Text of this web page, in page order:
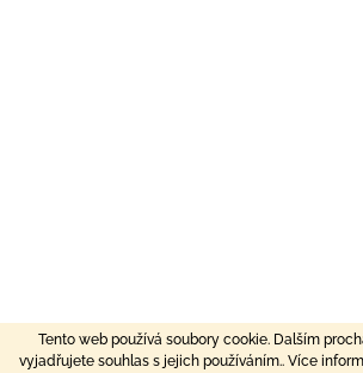
Tento web používá soubory cookie. Dalším
vyjadřujete souhlas s jejich používáním.. Více